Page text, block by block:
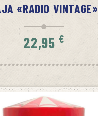
«RADIO VINTAGE»
22,95 €